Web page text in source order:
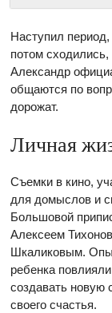
Наступил
потом
Александр
общаются по
дорожат.
Личная
Съемки в кино,
для домыслов и
Большовой
Алексеем
Шкаликовым.
ребенка
создавать новую
своего счастья.